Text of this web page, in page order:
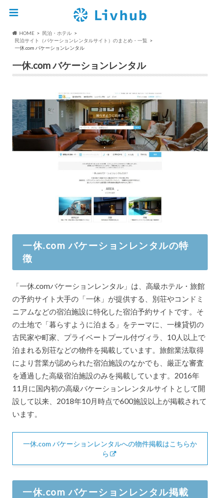
HOME
民泊・ホテル
民泊サイト（バケーションレンタルサイト）のまとめ・一覧
一休.com バケーションレンタル
一休.com バケーションレンタル
一休.com バケーションレンタルの特
徴
「一休.comバケーションレンタル」は、高級ホテル・旅館
の予約サイト大手の「一休」が提供する、別荘やコンドミ
ニアムなどの宿泊施設に特化した宿泊予約サイトです。そ
の土地で「暮らすように泊まる」をテーマに、一棟貸切の
古民家や町家、プライベートプール付ヴィラ、10人以上で
泊まれる別荘などの物件を掲載しています。旅館業法取得
により営業が認められた宿泊施設のなかでも、厳正な審査
を通過した高級宿泊施設のみを掲載しています。2016年
11月に国内初の高級バケーションレンタルサイトとして開
設して以来、2018年10月時点で600施設以上が掲載されて
います。
一休.com バケーションレンタルへの物件掲載はこちらか
ら
一休.com バケーションレンタル掲載